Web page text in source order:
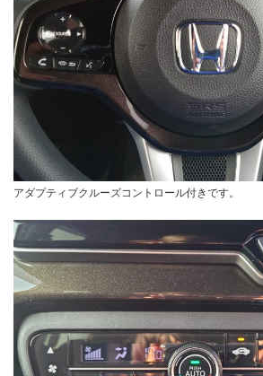
アダプティブクルーズコントロール付きです。